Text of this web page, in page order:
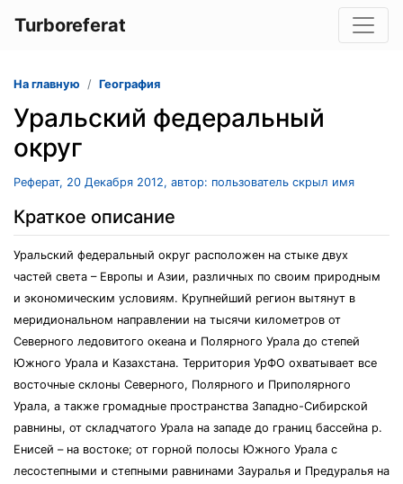
Turboreferat
На главную География
Уральский федеральный
округ
Реферат, 20 Декабря 2012, автор: пользователь скрыл имя
Краткое описание
Уральский федеральный округ расположен на стыке двух
частей света – Европы и Азии, различных по своим природным
и экономическим условиям. Крупнейший регион вытянут в
меридиональном направлении на тысячи километров от
Северного ледовитого океана и Полярного Урала до степей
Южного Урала и Казахстана. Территория УрФО охватывает все
восточные склоны Северного, Полярного и Приполярного
Урала, а также громадные пространства Западно-Сибирской
равнины, от складчатого Урала на западе до границ бассейна р.
Енисей – на востоке; от горной полосы Южного Урала с
лесостепными и степными равнинами Зауралья и Предуралья на